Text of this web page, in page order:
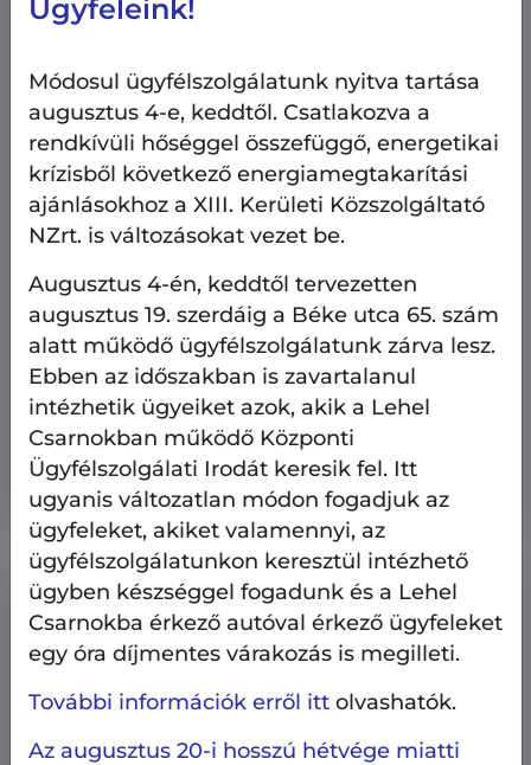
AngyalZÖLD 4.0
Beruházás, fejlesztés
Közterületek, parkolás
Az új sínek már a helyükön - épül a
lámpás kereszteződés a Béke utca-Tahi
utca csomópontjában
2026.08.6.
Ügyfeleink!
Módosul ügyfélszolgálatunk nyitva tartása
augusztus 4-e, keddtől. Csatlakozva a
rendkívüli hőséggel összefüggő, energetikai
krízisből következő energiamegtakarítási
ajánlásokhoz a XIII. Kerületi Közszolgáltató
NZrt. is változásokat vezet be.
Augusztus 4-én, keddtől tervezetten
augusztus 19. szerdáig a Béke utca 65. szám
alatt működő ügyfélszolgálatunk zárva lesz.
Ebben az időszakban is zavartalanul
intézhetik ügyeiket azok, akik a Lehel
Csarnokban működő Központi
Ügyfélszolgálati Irodát keresik fel. Itt
ugyanis változatlan módon fogadjuk az
ügyfeleket, akiket valamennyi, az
ügyfélszolgálatunkon keresztül intézhető
ügyben készséggel fogadunk és a Lehel
Csarnokba érkező autóval érkező ügyfeleket
egy óra díjmentes várakozás is megilleti.
További információk erről ittolvashatók.
Az augusztus 20-i hosszú hétvége miatti